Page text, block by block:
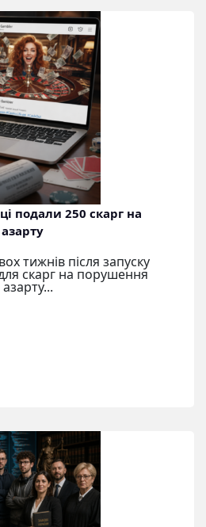
подали 250 скарг на
тижнів після запуску
скарг на порушення